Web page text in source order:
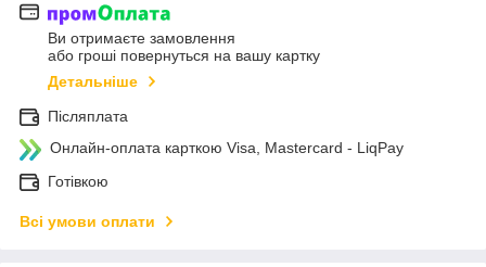
Ви отримаєте замовлення
або гроші повернуться на вашу картку
Детальніше
Післяплата
Онлайн-оплата карткою Visa, Mastercard - LiqPay
Готівкою
Всі умови оплати